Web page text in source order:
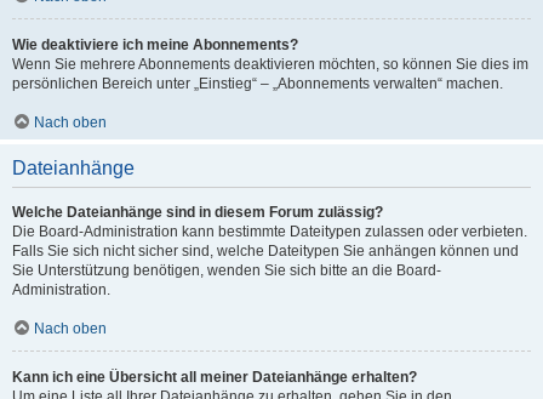
Wie deaktiviere ich meine Abonnements?
Wenn Sie mehrere Abonnements deaktivieren möchten, so können Sie dies im
persönlichen Bereich unter „Einstieg“ – „Abonnements verwalten“ machen.
Nach oben
Dateianhänge
Welche Dateianhänge sind in diesem Forum zulässig?
Die Board-Administration kann bestimmte Dateitypen zulassen oder verbieten.
Falls Sie sich nicht sicher sind, welche Dateitypen Sie anhängen können und
Sie Unterstützung benötigen, wenden Sie sich bitte an die Board-
Administration.
Nach oben
Kann ich eine Übersicht all meiner Dateianhänge erhalten?